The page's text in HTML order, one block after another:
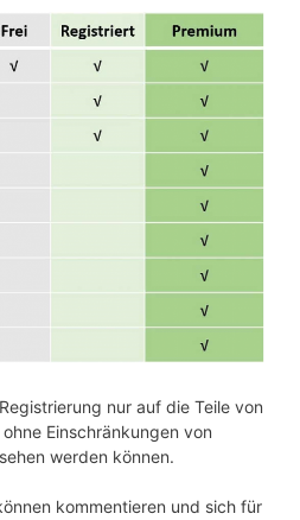
nur auf die Teile von
Einschränkungen von
werden können.
kommentieren und sich für